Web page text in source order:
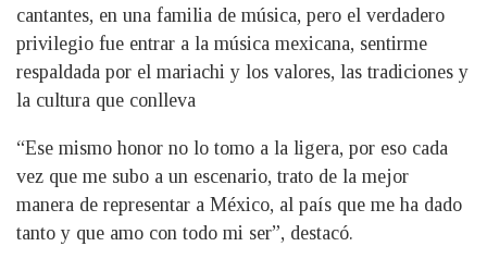
cantantes, en una familia de música, pero el verdadero
privilegio fue entrar a la música mexicana, sentirme
respaldada por el mariachi y los valores, las tradiciones y
la cultura que conlleva
“Ese mismo honor no lo tomo a la ligera, por eso cada
vez que me subo a un escenario, trato de la mejor
manera de representar a México, al país que me ha dado
tanto y que amo con todo mi ser”, destacó.